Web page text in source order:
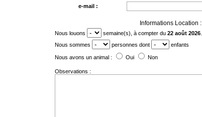
e-mail :
Informations Location :
Nous louons semaine(s), à compter du 22 août 2026.
Nous sommes
personnes dont enfants
Nous avons un animal : Oui Non
Observations :